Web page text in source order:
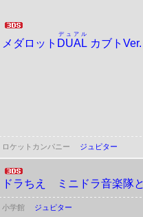
メダロット DUAL
デュアル
カブトVer.
ロケットカンパニー ジュピター
ドラちえ ミニドラ音楽隊
小学館 ジュピター